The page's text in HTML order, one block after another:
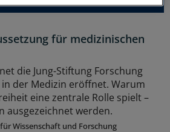
für medizinischen
die Jung-Stiftung Forschung
in der Medizin eröffnet. Warum
eine zentrale Rolle spielt –
ausgezeichnet werden.
Wissenschaft und Forschung